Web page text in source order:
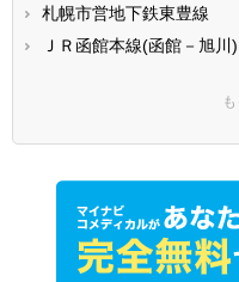
札幌市営地下鉄東豊線
ＪＲ函館本線(函館－旭川)
ＪＲ海峡線
函館市電宝来・谷地頭線